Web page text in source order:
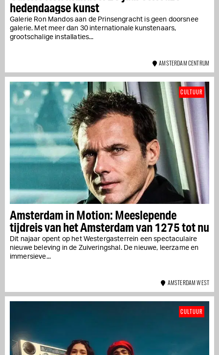
hedendaagse kunst
Galerie Ron Mandos aan de Prinsengracht is geen doorsnee
galerie. Met meer dan 30 internationale kunstenaars,
grootschalige installaties...
AMSTERDAM CENTRUM
Amsterdam in Motion: Meeslepende
tijdreis van het Amsterdam van 1275 tot nu
Dit najaar opent op het Westergasterrein een spectaculaire
nieuwe beleving in de Zuiveringshal. De nieuwe, leerzame en
immersieve...
CULTUUR
AMSTERDAM WEST
CULTUUR